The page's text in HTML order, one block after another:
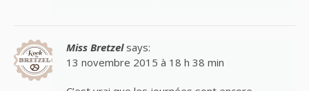
Miss Bretzel says:
13 novembre 2015 à 18 h 38 min